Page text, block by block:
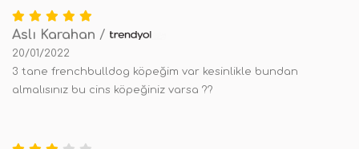
Aslı Karahan /
20/01/2022
3 tane frenchbulldog köpeğim var kesinlikle bundan
almalısınız bu cins köpeğiniz varsa ??